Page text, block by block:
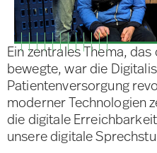
Ein zentrales Thema,
bewegte, war die
Patientenversorgung
moderner Technologien
die digitale
unsere digitale